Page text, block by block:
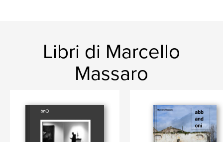
Libri di Marcello
Massaro